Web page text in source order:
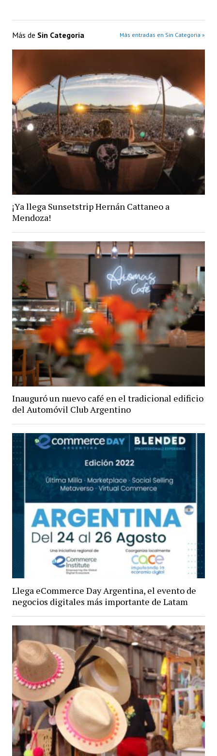
Más de Sin Categoria Más entradas en Sin Categoria »
¡Ya llega Sunsetstrip Hernán Cattaneo a
Mendoza!
Inauguró un nuevo café en el tradicional edificio
del Automóvil Club Argentino
Llega eCommerce Day Argentina, el evento de
negocios digitales más importante de Latam